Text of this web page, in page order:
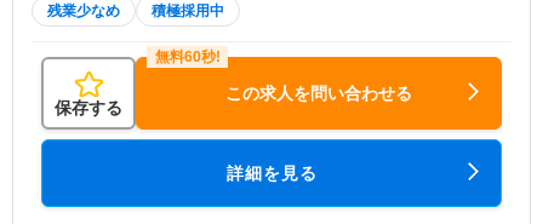
残業少なめ 積極採用中
保存する
この求人を問い合わせる
詳細を見る